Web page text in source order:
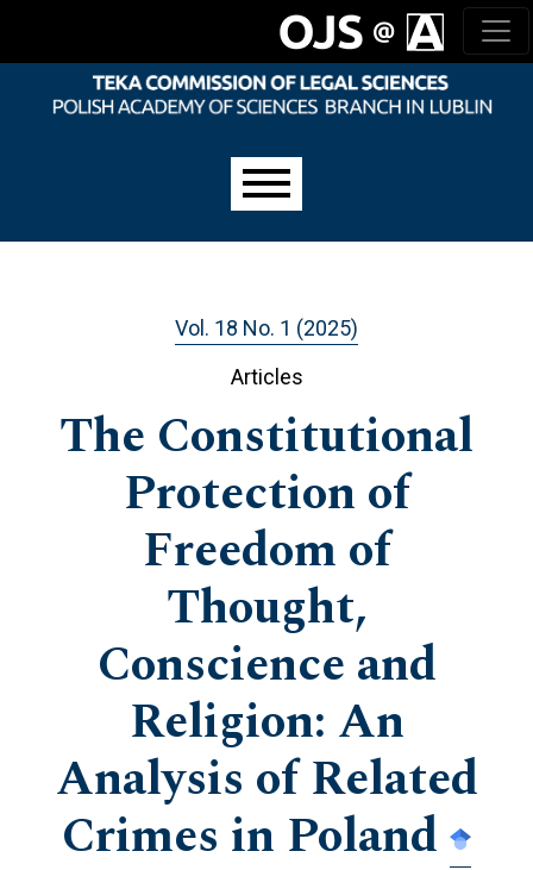
Vol. 18 No. 1 (2025)
Articles
The Constitutional
Protection of
Freedom of
Thought,
Conscience and
Religion: An
Analysis of Related
Crimes in Poland